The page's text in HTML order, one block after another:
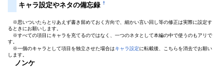
キャラ設定やネタの備忘録 †
※思いついたらとりあえず書き留めておく方向で、細かい言い回し等の修正は実際に設定す
るときにお願いします。
※すべての項目にキャラを充てるのではなく、一つのネタとして本編の中で使うのもアリで
す。
※一個のキャラとして項目を独立させた場合はキャラ設定に転載後、こちらを消去でお願い
します。
ノンケ